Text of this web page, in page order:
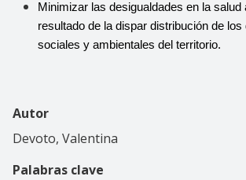
Minimizar las desigualdades en la salud
resultado de la dispar distribución de los
sociales y ambientales del territorio.
Autor
Devoto, Valentina
Palabras clave